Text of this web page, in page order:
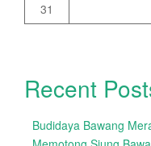
31
Recent
Budidaya Bawang